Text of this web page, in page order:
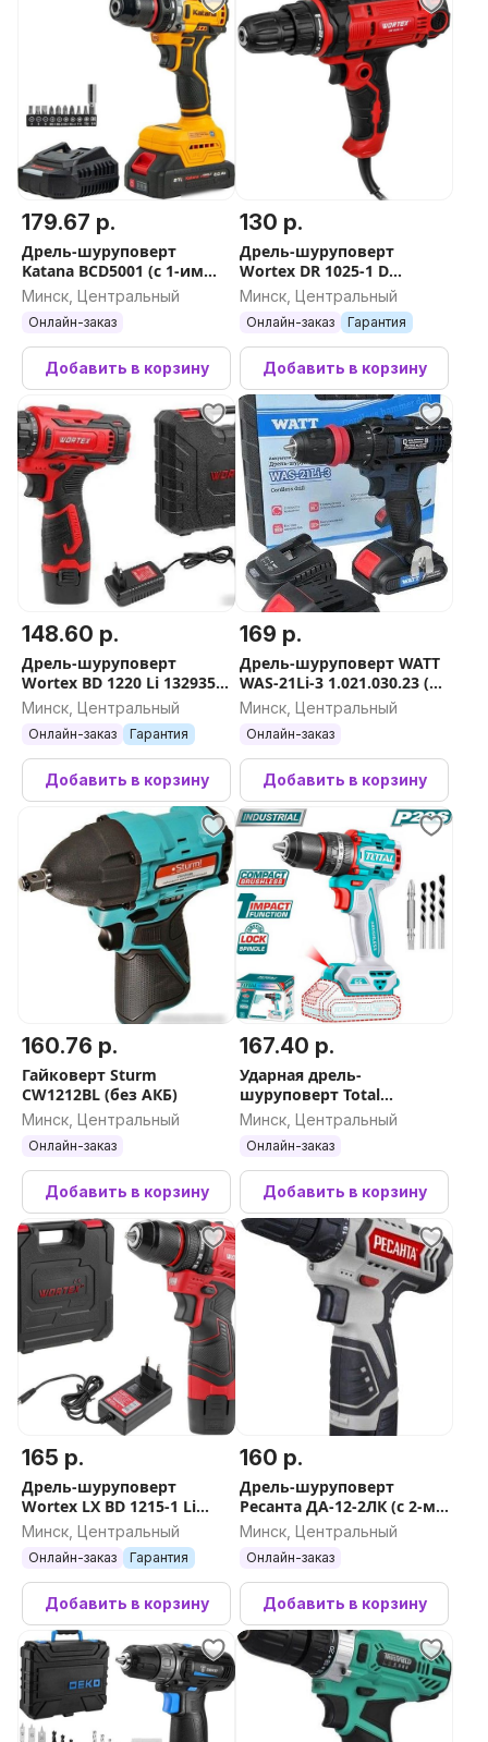
179.67 р.
Дрель-шуруповерт
Katana BCD5001 (с 1-им
АКБ)
Минск, Центральный
Онлайн-заказ
Добавить в корзину
130 р.
Дрель-шуруповерт
Wortex DR 1025-1 D
1318793
Минск, Центральный
Онлайн-заказ Гарантия
Добавить в корзину
148.60 р.
Дрель-шуруповерт
Wortex BD 1220 Li 1329356
(с 2-мя АКБ, кейс)
Минск, Центральный
Онлайн-заказ Гарантия
Добавить в корзину
169 р.
Дрель-шуруповерт WATT
WAS-21Li-3 1.021.030.23 (с
2-мя АКБ, кейс)
Минск, Центральный
Онлайн-заказ
Добавить в корзину
160.76 р.
Гайковерт Sturm
CW1212BL (без АКБ)
Минск, Центральный
Онлайн-заказ
Добавить в корзину
167.40 р.
Ударная дрель-
шуруповерт Total
TIDLI206681 (без АКБ)
Минск, Центральный
Онлайн-заказ
Добавить в корзину
165 р.
Дрель-шуруповерт
Wortex LX BD 1215-1 Li
1333698 (с 1-им АКБ, кейс)
Минск, Центральный
Онлайн-заказ Гарантия
Добавить в корзину
160 р.
Дрель-шуруповерт
Ресанта ДА-12-2ЛК (с 2-мя
АКБ, кейс)
Минск, Центральный
Онлайн-заказ
Добавить в корзину